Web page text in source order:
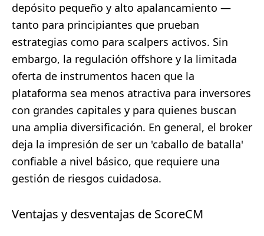
depósito pequeño y alto apalancamiento —
tanto para principiantes que prueban
estrategias como para scalpers activos. Sin
embargo, la regulación offshore y la limitada
oferta de instrumentos hacen que la
plataforma sea menos atractiva para inversores
con grandes capitales y para quienes buscan
una amplia diversificación. En general, el broker
deja la impresión de ser un 'caballo de batalla'
confiable a nivel básico, que requiere una
gestión de riesgos cuidadosa.
Ventajas y desventajas de ScoreCM